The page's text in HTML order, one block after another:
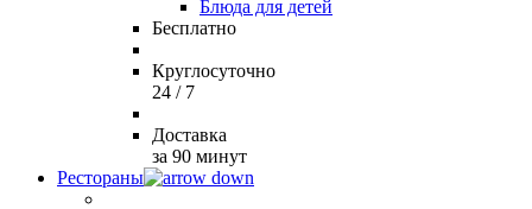
Блюда для детей
Бесплатно
Круглосуточно
24 / 7
Доставка
за 90 минут
Рестораны